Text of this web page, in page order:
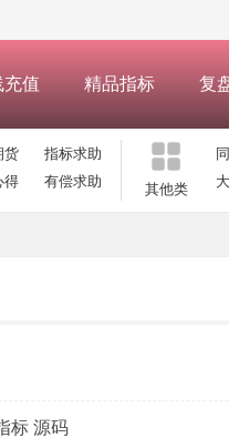
充值 精品指标 复
货
指标求助
得 有偿求助 其他类
标 源码